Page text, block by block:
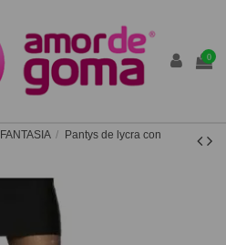
0
FANTASIA
Pantys de lycra con